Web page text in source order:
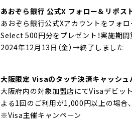
あおぞら銀行 公式X フォロー＆リポス
あおぞら銀行公式Xアカウントをフォ
Select 500円分をプレゼント！実施期間
2024年12月13日（金）→終了しました
大阪限定 Visaのタッチ決済キャッシュ
大阪府内の対象加盟店にてVisaデビッ
よる1回のご利用が1,000円以上の場合
※Visa主催キャンペーン